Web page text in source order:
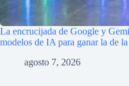
La encrucijada de Google y
modelos de IA para ganar la de
agosto 7, 2026